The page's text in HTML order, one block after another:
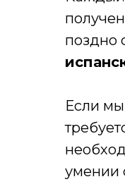
поздно
Если
умении